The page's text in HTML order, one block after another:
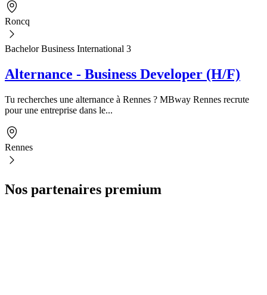
Roncq
Bachelor Business International 3
Alternance - Business Developer (H/F)
Tu recherches une alternance à Rennes ? MBway Rennes recrute
pour une entreprise dans le...
Rennes
Nos partenaires premium